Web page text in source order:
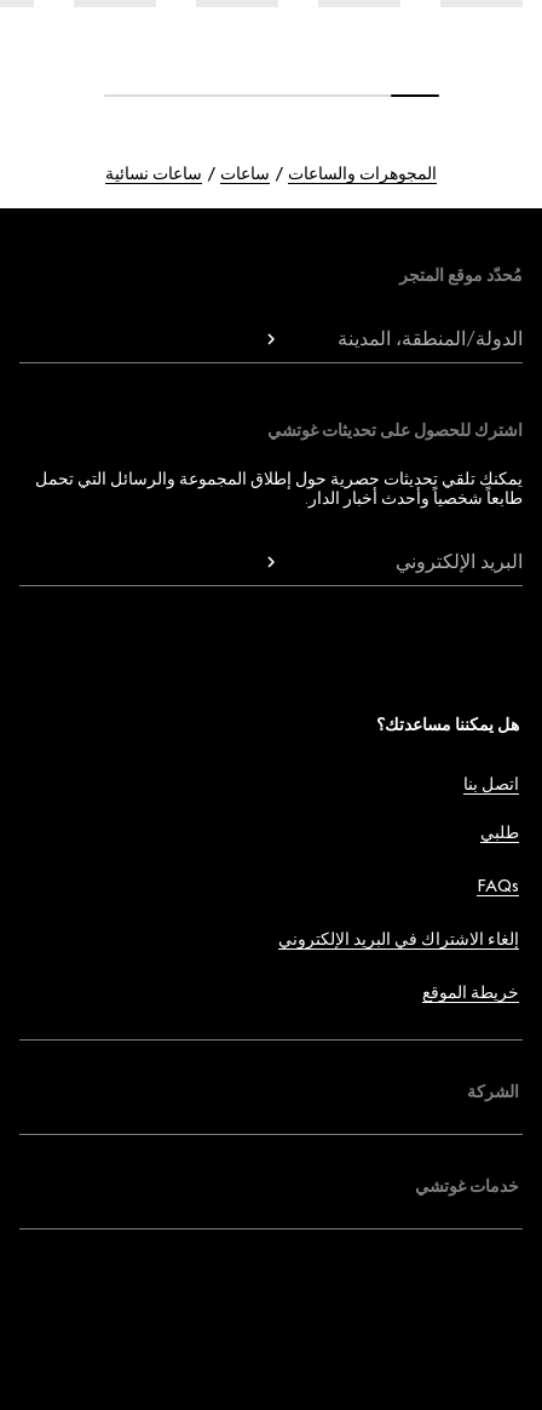
المجوهرات والساعات ساعات ساعات نسائية
مُحدّد موقع المتجر
الدولة/المنطقة، المدينة
اشترك للحصول على تحديثات غوتشي
يمكنك تلقي تحديثات حصرية حول إطلاق المجموعة والرسائل التي تحمل
طابعاً شخصياً وأحدث أخبار الدار.
البريد الإلكتروني
هل يمكننا مساعدتك؟
اتصل بنا
طلبي
FAQs
إلغاء الاشتراك في البريد الإلكتروني
خريطة الموقع
الشركة
خدمات غوتشي